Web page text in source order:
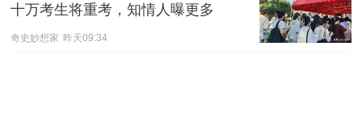
十万考生将重考，知情人曝更多
奇史妙想家 昨天09:34